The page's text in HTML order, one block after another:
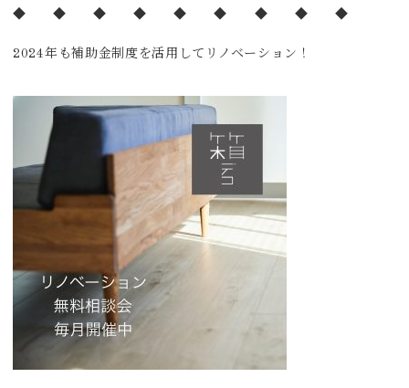
◆ ◆ ◆ ◆ ◆ ◆ ◆ ◆ ◆
2024年も補助金制度を活用してリノベーション！